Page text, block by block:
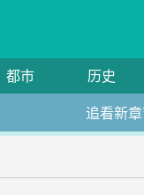
都市 历史
追看新